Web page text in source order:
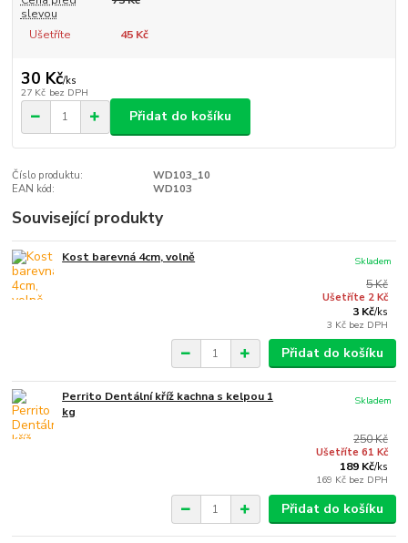
slevou
Ušetříte 45 Kč
30 Kč/ks
27 Kč bez DPH
Přidat do košíku
Číslo produktu:
WD103_10
EAN kód:
WD103
Související produkty
Kost barevná 4cm, volně
5 Kč
Ušetříte 2 Kč
3 Kč/ks
3 Kč bez DPH
Skladem
Přidat do košíku
Perrito Dentální kříž kachna s kelpou 1
kg
250 Kč
Ušetříte 61 Kč
189 Kč/ks
169 Kč bez DPH
Skladem
Přidat do košíku